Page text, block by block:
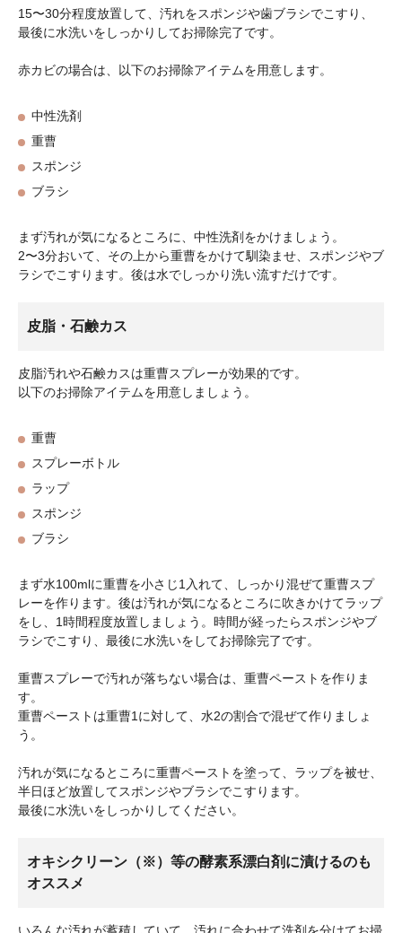
15〜30分程度放置して、汚れをスポンジや歯ブラシでこすり、
最後に水洗いをしっかりしてお掃除完了です。
赤カビの場合は、以下のお掃除アイテムを用意します。
中性洗剤
重曹
スポンジ
ブラシ
まず汚れが気になるところに、中性洗剤をかけましょう。
2〜3分おいて、その上から重曹をかけて馴染ませ、スポンジやブ
ラシでこすります。後は水でしっかり洗い流すだけです。
皮脂・石鹸カス
皮脂汚れや石鹸カスは重曹スプレーが効果的です。
以下のお掃除アイテムを用意しましょう。
重曹
スプレーボトル
ラップ
スポンジ
ブラシ
まず水100mlに重曹を小さじ1入れて、しっかり混ぜて重曹スプ
レーを作ります。後は汚れが気になるところに吹きかけてラップ
をし、1時間程度放置しましょう。時間が経ったらスポンジやブ
ラシでこすり、最後に水洗いをしてお掃除完了です。
重曹スプレーで汚れが落ちない場合は、重曹ペーストを作りま
す。
重曹ペーストは重曹1に対して、水2の割合で混ぜて作りましょ
う。
汚れが気になるところに重曹ペーストを塗って、ラップを被せ、
半日ほど放置してスポンジやブラシでこすります。
最後に水洗いをしっかりしてください。
オキシクリーン（※）等の酵素系漂白剤に漬けるのも
オススメ